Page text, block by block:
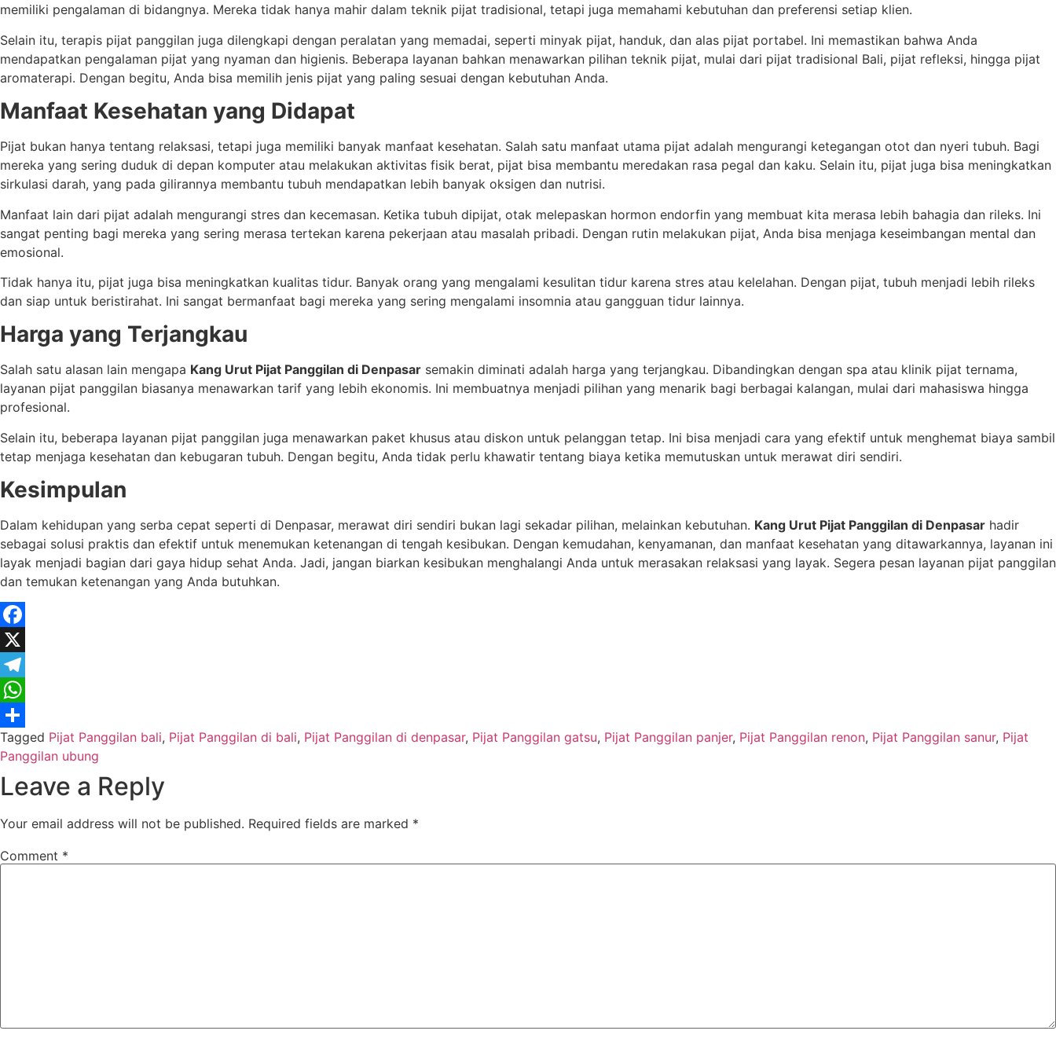
memiliki pengalaman di bidangnya. Mereka tidak hanya mahir dalam teknik pijat tradisional, tetapi juga memahami kebutuhan dan preferensi setiap klien.
Selain itu, terapis pijat panggilan juga dilengkapi dengan peralatan yang memadai, seperti minyak pijat, handuk, dan alas pijat portabel. Ini memastikan bahwa Anda
mendapatkan pengalaman pijat yang nyaman dan higienis. Beberapa layanan bahkan menawarkan pilihan teknik pijat, mulai dari pijat tradisional Bali, pijat refleksi, hingga pijat
aromaterapi. Dengan begitu, Anda bisa memilih jenis pijat yang paling sesuai dengan kebutuhan Anda.
Manfaat Kesehatan yang Didapat
Pijat bukan hanya tentang relaksasi, tetapi juga memiliki banyak manfaat kesehatan. Salah satu manfaat utama pijat adalah mengurangi ketegangan otot dan nyeri tubuh. Bagi
mereka yang sering duduk di depan komputer atau melakukan aktivitas fisik berat, pijat bisa membantu meredakan rasa pegal dan kaku. Selain itu, pijat juga bisa meningkatkan
sirkulasi darah, yang pada gilirannya membantu tubuh mendapatkan lebih banyak oksigen dan nutrisi.
Manfaat lain dari pijat adalah mengurangi stres dan kecemasan. Ketika tubuh dipijat, otak melepaskan hormon endorfin yang membuat kita merasa lebih bahagia dan rileks. Ini
sangat penting bagi mereka yang sering merasa tertekan karena pekerjaan atau masalah pribadi. Dengan rutin melakukan pijat, Anda bisa menjaga keseimbangan mental dan
emosional.
Tidak hanya itu, pijat juga bisa meningkatkan kualitas tidur. Banyak orang yang mengalami kesulitan tidur karena stres atau kelelahan. Dengan pijat, tubuh menjadi lebih rileks
dan siap untuk beristirahat. Ini sangat bermanfaat bagi mereka yang sering mengalami insomnia atau gangguan tidur lainnya.
Harga yang Terjangkau
Salah satu alasan lain mengapa Kang Urut Pijat Panggilan di Denpasar semakin diminati adalah harga yang terjangkau. Dibandingkan dengan spa atau klinik pijat ternama,
layanan pijat panggilan biasanya menawarkan tarif yang lebih ekonomis. Ini membuatnya menjadi pilihan yang menarik bagi berbagai kalangan, mulai dari mahasiswa hingga
profesional.
Selain itu, beberapa layanan pijat panggilan juga menawarkan paket khusus atau diskon untuk pelanggan tetap. Ini bisa menjadi cara yang efektif untuk menghemat biaya sambil
tetap menjaga kesehatan dan kebugaran tubuh. Dengan begitu, Anda tidak perlu khawatir tentang biaya ketika memutuskan untuk merawat diri sendiri.
Kesimpulan
Dalam kehidupan yang serba cepat seperti di Denpasar, merawat diri sendiri bukan lagi sekadar pilihan, melainkan kebutuhan. Kang Urut Pijat Panggilan di Denpasar hadir
sebagai solusi praktis dan efektif untuk menemukan ketenangan di tengah kesibukan. Dengan kemudahan, kenyamanan, dan manfaat kesehatan yang ditawarkannya, layanan ini
layak menjadi bagian dari gaya hidup sehat Anda. Jadi, jangan biarkan kesibukan menghalangi Anda untuk merasakan relaksasi yang layak. Segera pesan layanan pijat panggilan
dan temukan ketenangan yang Anda butuhkan.
Facebook
X
Telegram
WhatsApp
Share
Tagged Pijat Panggilan bali, Pijat Panggilan di bali, Pijat Panggilan di denpasar, Pijat Panggilan gatsu, Pijat Panggilan panjer, Pijat Panggilan renon, Pijat Panggilan sanur, Pijat
Panggilan ubung
Leave a Reply
Your email address will not be published. Required fields are marked *
Comment *